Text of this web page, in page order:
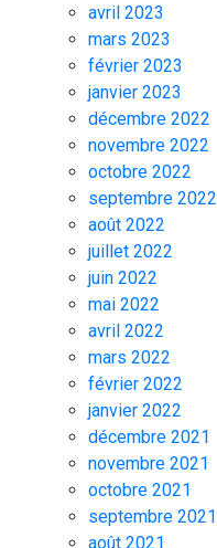
avril 2023
mars 2023
février 2023
janvier 2023
décembre 2022
novembre 2022
octobre 2022
septembre 2022
août 2022
juillet 2022
juin 2022
mai 2022
avril 2022
mars 2022
février 2022
janvier 2022
décembre 2021
novembre 2021
octobre 2021
septembre 2021
août 2021